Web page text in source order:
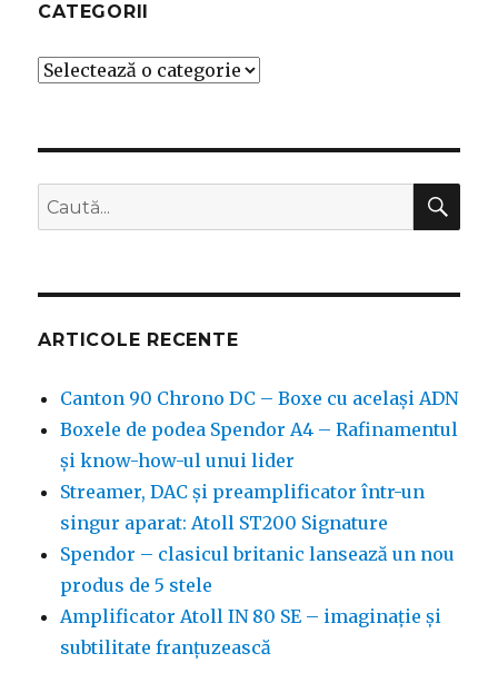
CATEGORII
Categorii
Caută
după:
ARTICOLE RECENTE
Canton 90 Chrono DC – Boxe cu același ADN
Boxele de podea Spendor A4 – Rafinamentul
și know-how-ul unui lider
Streamer, DAC și preamplificator într-un
singur aparat: Atoll ST200 Signature
Spendor – clasicul britanic lansează un nou
produs de 5 stele
Amplificator Atoll IN 80 SE – imaginație și
subtilitate franțuzească